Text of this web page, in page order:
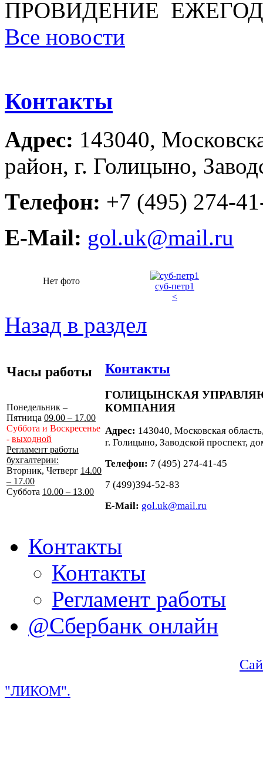
ПРОВИДЕНИЕ
Все новости
Контакты
Адрес: 143040,
район, г. Голицыно,
Телефон: +7 (495) 274-
E-Mail: gol.uk@mail.ru
Нет фото
суб-петр1
<
Назад в раздел
Часы работы
Понедельник –
Пятница 09.00 – 17.00
Суббота и Воскресенье
- выходной
Регламент работы
бухгалтерии:
Вторник, Четверг 14.00
– 17.00
Суббота 10.00 – 13.00
Контакты
ГОЛИЦЫНСКАЯ
КОМПАНИЯ
Адрес: 143040, Московская
г. Голицыно, Заводской проспект,
Телефон: 7 (495) 274-41-45
7 (499)394-52-83
E-Mail: gol.uk@mail.ru
Контакты
Контакты
Регламент работы
@Сбербанк онлайн
"ЛИКОМ".